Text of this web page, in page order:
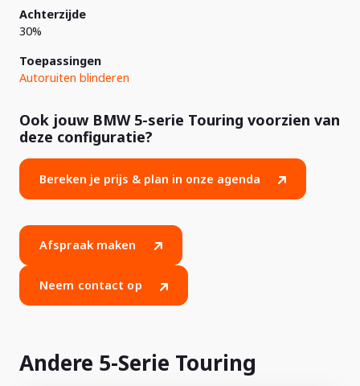
Achterzijde
30%
Toepassingen
Autoruiten blinderen
Ook jouw BMW 5-serie Touring voorzien van
deze configuratie?
Bereken je prijs & plan in onze agenda
Afspraak maken
Neem contact op
Andere 5-Serie Touring